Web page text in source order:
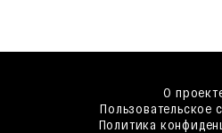
О
Пользовательское
Политика